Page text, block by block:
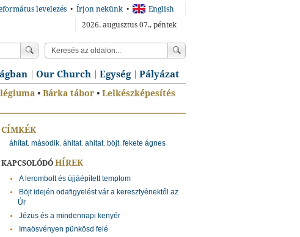
levelezés • Írjon nekünk •
English
2026. augusztus 07., péntek
Our Church Egység Pályázat
• Bárka tábor • Lelkészképesítés
CÍMKÉK
áhítat, második, áhitat, ahitat, böjt, fekete ágnes
KAPCSOLÓDÓ HÍREK
A lerombolt és újjáépített templom
Böjt idején odafigyelést vár a keresztyénektől az
Úr
Jézus és a mindennapi kenyér
Imaösvényen pünkösd felé